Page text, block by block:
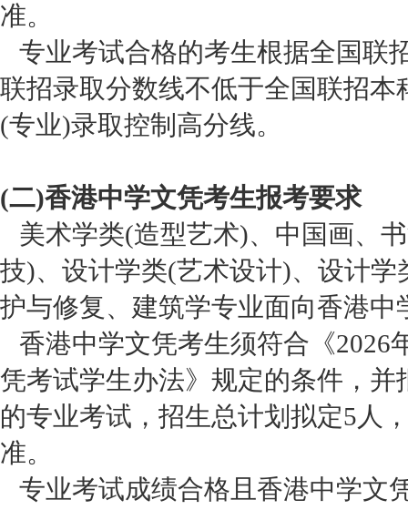
准。
专业考试合格的考生根据全国联
联招录取分数线不低于全国联招
(专业)录取控制高分线。
(二)香港中学文凭考生报考要求
美术学类(造型艺术)、中国画、
技)、设计学类(艺术设计)、设计
护与修复、建筑学专业面向香港
香港中学文凭考生须符合《2026
凭考试学生办法》规定的条件，
的专业考试，招生总计划拟定5人
准。
专业考试成绩合格且香港中学文